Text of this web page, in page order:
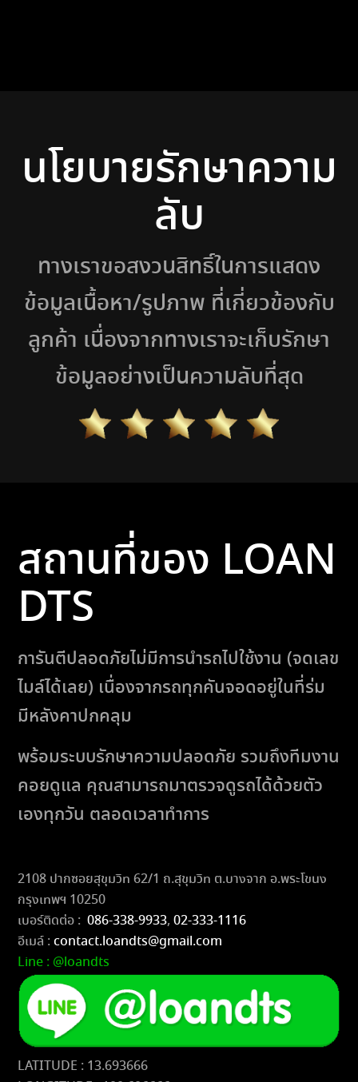
นโยบายรักษาความ
ลับ
ทางเราขอสงวนสิทธิ์ในการแสดง
ข้อมูลเนื้อหา/รูปภาพ ที่เกี่ยวข้องกับ
ลูกค้า เนื่องจากทางเราจะเก็บรักษา
ข้อมูลอย่างเป็นความลับที่สุด
สถานที่ของ LOAN
DTS
การันตีปลอดภัยไม่มีการนำรถไปใช้งาน (จดเลข
ไมล์ได้เลย) เนื่องจากรถทุกคันจอดอยู่ในที่ร่ม
มีหลังคาปกคลุม
พร้อมระบบรักษาความปลอดภัย รวมถึงทีมงาน
คอยดูแล คุณสามารถมาตรวจดูรถได้ด้วยตัว
เองทุกวัน ตลอดเวลาทำการ
2108 ปากซอยสุขุมวิท 62/1 ถ.สุขุมวิท ต.บางจาก อ.พระโขนง
กรุงเทพฯ 10250
เบอร์ติดต่อ :086-338-9933,02-333-1116
อีเมล์ :contact.loandts@gmail.com
Line : @loandts
LATITUDE : 13.693666